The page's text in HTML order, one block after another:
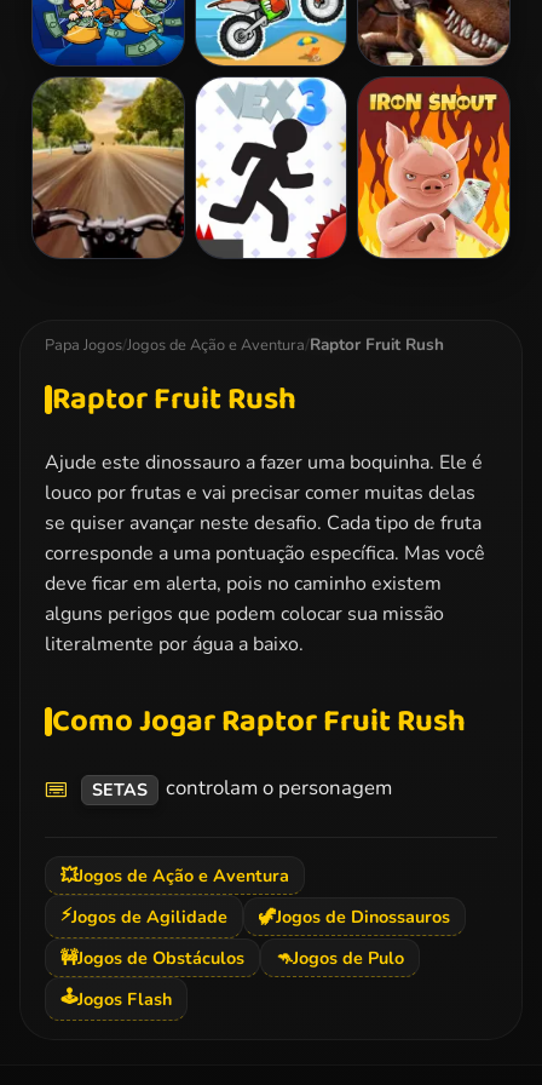
Money Movers
2
Moto X3M Mexico Rex
Papa Jogos/Jogos de Ação e Aventura/Raptor Fruit Rush
Raptor Fruit Rush
Ajude este dinossauro a fazer uma boquinha. Ele é
louco por frutas e vai precisar comer muitas delas
se quiser avançar neste desafio. Cada tipo de fruta
corresponde a uma pontuação específica. Mas você
deve ficar em alerta, pois no caminho existem
alguns perigos que podem colocar sua missão
literalmente por água a baixo.
Como Jogar Raptor Fruit Rush
SETAS controlam o personagem
💥Jogos de Ação e Aventura
⚡Jogos de Agilidade 🦖Jogos de Dinossauros
🚧Jogos de Obstáculos 🦘Jogos de Pulo
🕹️Jogos Flash